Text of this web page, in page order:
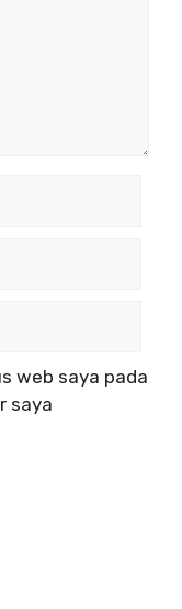
web saya pada
saya